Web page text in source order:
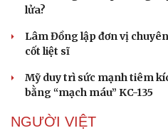
lửa?
Lâm Đồng lập đơn vị
cốt liệt sĩ
Mỹ duy trì sức mạnh tiêm
bằng “mạch máu” KC-135
NGƯỜI VIỆT